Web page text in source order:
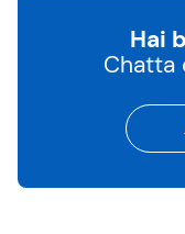
Hai
Chatta